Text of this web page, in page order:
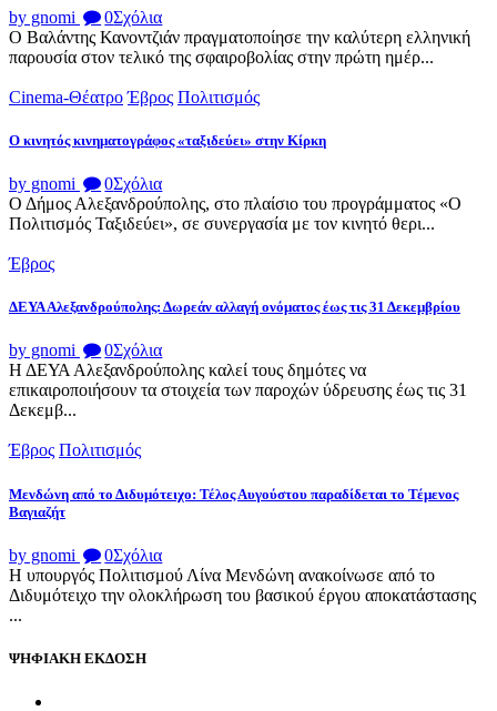
by gnomi 0Σχόλια
Ο Βαλάντης Κανοντζιάν πραγματοποίησε την καλύτερη ελληνική
παρουσία στον τελικό της σφαιροβολίας στην πρώτη ημέρ...
Cinema-Θέατρο Έβρος Πολιτισμός
Ο κινητός κινηματογράφος «ταξιδεύει» στην Κίρκη
by gnomi 0Σχόλια
Ο Δήμος Αλεξανδρούπολης, στο πλαίσιο του προγράμματος «Ο
Πολιτισμός Ταξιδεύει», σε συνεργασία με τον κινητό θερι...
Έβρος
ΔΕΥΑ Αλεξανδρούπολης: Δωρεάν αλλαγή ονόματος έως τις 31 Δεκεμβρίου
by gnomi 0Σχόλια
Η ΔΕΥΑ Αλεξανδρούπολης καλεί τους δημότες να
επικαιροποιήσουν τα στοιχεία των παροχών ύδρευσης έως τις 31
Δεκεμβ...
Έβρος Πολιτισμός
Μενδώνη από το Διδυμότειχο: Τέλος Αυγούστου παραδίδεται το Τέμενος
Βαγιαζήτ
by gnomi 0Σχόλια
Η υπουργός Πολιτισμού Λίνα Μενδώνη ανακοίνωσε από το
Διδυμότειχο την ολοκλήρωση του βασικού έργου αποκατάστασης
...
ΨΗΦΙΑΚΗ ΕΚΔΟΣΗ